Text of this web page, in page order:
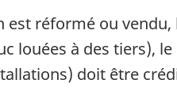
est réformé ou
louées à des tiers),
doit être